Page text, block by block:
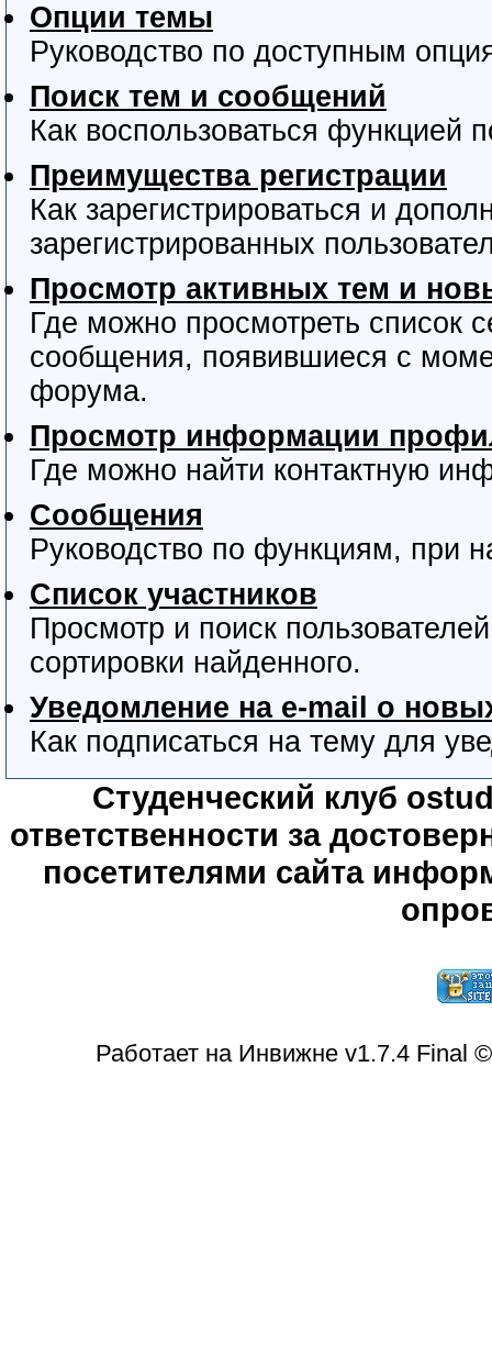
Опции темы
Руководство по доступным
Поиск тем и сообщений
Как воспользоваться функцией
Преимущества регистрации
Как зарегистрироваться и
зарегистрированных
Просмотр активных тем и
Где можно просмотреть список
сообщения, появившиеся с
форума.
Просмотр информации
Где можно найти контактную
Сообщения
Руководство по функциям, при
Список участников
Просмотр и поиск
сортировки найденного.
Уведомление на e-mail о
Как подписаться на тему для
Студенческий клуб
ответственности за
посетителями сайта
Работает на Инвижне v1.7.4 Final